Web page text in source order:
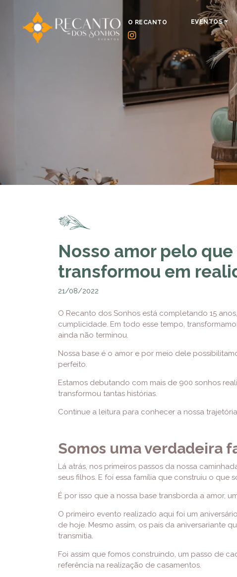
O RECANTO EVENTOS
Nosso amor pelo
transformou em
21/08/2022
O Recanto dos Sonhos está completando 15
cumplicidade. Em todo esse tempo,
ainda não terminou.
Nossa base é o amor e por meio dele
perfeito.
Estamos debutando com mais de 900 sonhos
transformou tantas histórias.
Continue a leitura para conhecer a nossa
Somos uma verdadeira
Lá atrás, nos primeiros passos da nossa
seus filhos. E foi essa família que construiu o que
É por isso que a nossa base transborda a amor,
O primeiro evento realizado aqui foi um
de hoje. Mesmo assim, os pais da aniversariante
transmitia.
Foi assim que fomos construindo, um passo de
referência na realização de casamentos.